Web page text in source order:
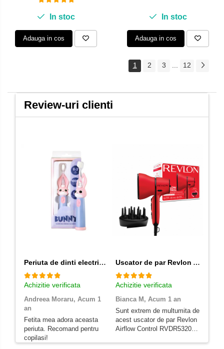
In stoc
Adauga in cos
In stoc
Adauga in cos
1 2 3 12
Review-uri clienti
Periuta de dinti electrica Vitammy Bunny Pink, pentru copii 0-3 ani, cu lumina LED, 24.000 de miscari sonice/min, 2 programe de periaj, fibre nano
Achizitie verificata
Andreea Moraru, Acum 1
an
Fetita mea adora aceasta
periuta. Recomand pentru
copilasi!
Uscator de par Revlon Airflow Control RVDR5320E, concentrator incorporat cu rotire la 90 grade, difuzor pentru volum, 2 viteze, 3 trepte de temperatura, Rosu
Achizitie verificata
Bianca M, Acum 1 an
Sunt extrem de multumita de
acest uscator de par Revlon
Airflow Control RVDR5320E!